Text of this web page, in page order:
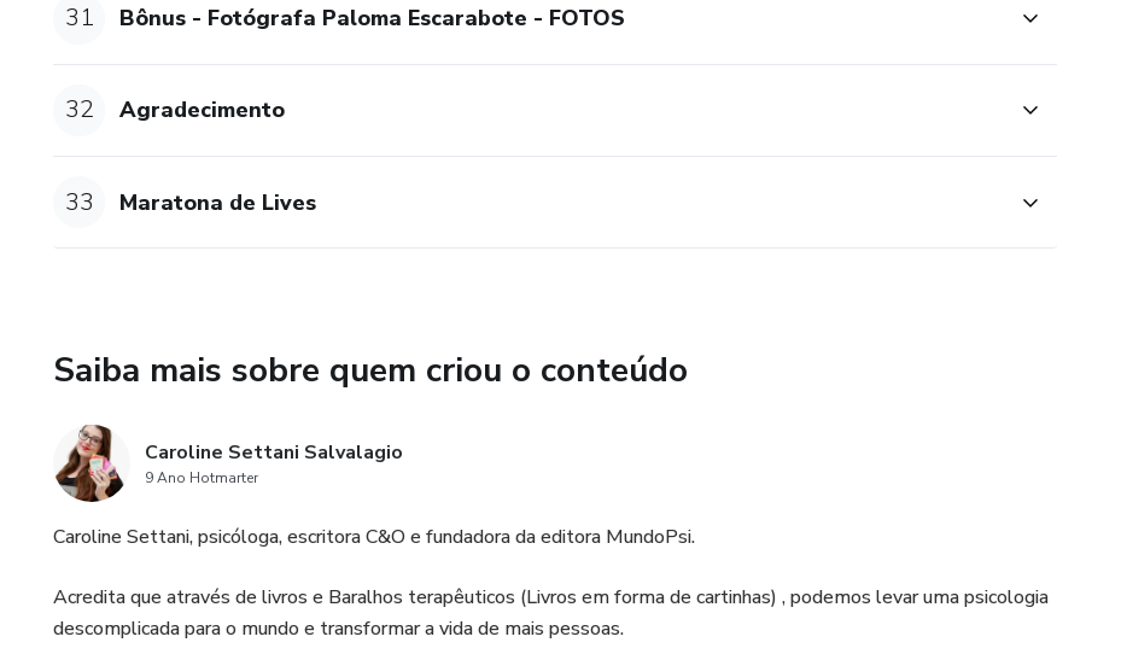
31 Bônus - Fotógrafa Paloma Escarabote - FOTOS
32 Agradecimento
33 Maratona de Lives
Saiba mais sobre quem criou o conteúdo
Caroline Settani Salvalagio
9 Ano Hotmarter
Caroline Settani, psicóloga, escritora C&O e fundadora da editora MundoPsi.
Acredita que através de livros e Baralhos terapêuticos (Livros em forma de cartinhas) , podemos levar uma psicologia
descomplicada para o mundo e transformar a vida de mais pessoas.